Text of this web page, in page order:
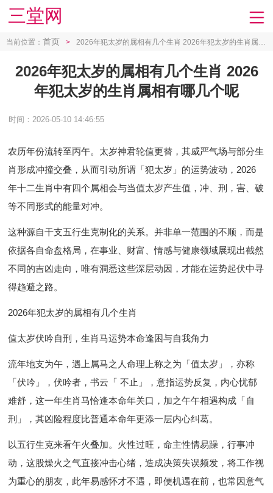
三堂网
当前位置： 首页 > 2026年犯太岁的属相有几个生肖 2026年犯太岁的生肖属相有哪几个呢
2026年犯太岁的属相有几个生肖 2026
年犯太岁的生肖属相有哪几个呢
时间：2026-05-10 14:46:55
农历年份流转至丙午。太岁神君轮值更替，其威严气场与部分生
肖形成冲撞交叠，从而引动所谓「犯太岁」的运势波动，2026
年十二生肖中有四个属相会与当值太岁产生值，冲、刑，害、破
等不同形式的能量对冲。
这种源自干支五行生克制化的关系。并非单一范围的不顺，而是
依据各自命盘格局，在事业、财富、情感与健康领域展现出截然
不同的吉凶走向，唯有洞悉这些深层动因，才能在运势起伏中寻
得趋避之路。
2026年犯太岁的属相有几个生肖
值太岁伏吟自刑，生肖马运势本命逢困与自我角力
流年地支为午，遇上属马之人命理上称之为「值太岁」，亦称
「伏吟」，伏吟者，书云「 不止」，意指运势反复，内心忧郁
难舒，这一年生肖马恰逢本命年关口，加之午午相遇构成「自
刑」，其凶险程度比普通本命年更添一层内心纠葛。
以五行生克来看午火叠加。火性过旺，命主性情易躁，行事冲
动，这股燥火之气直接冲击心绪，造成决策失误频发，将工作视
为重心的朋友，此年易感怀才不遇，即便机遇在前，也常因意气